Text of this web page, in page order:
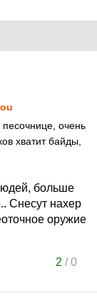
очень
хватит байды,
больше
Снесут нахер
оружие
2 /0